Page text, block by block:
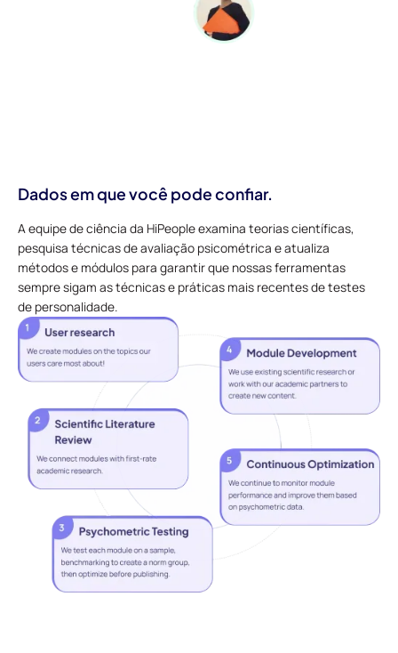
Dados em que você pode confiar.
A equipe de ciência da HiPeople examina teorias científicas,
pesquisa técnicas de avaliação psicométrica e atualiza
métodos e módulos para garantir que nossas ferramentas
sempre sigam as técnicas e práticas mais recentes de testes
de personalidade.